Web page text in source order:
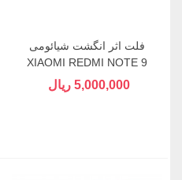
فلت اثر انگشت شیائومی
XIAOMI REDMI NOTE 9
PRO
5,000,000 ریال